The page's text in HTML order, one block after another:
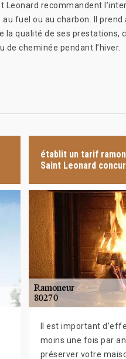
Leonard recommandent
fuel ou au charbon. Il
la qualité de ses
de cheminée pendant l’hiver.
établit un tarif
Saint Leonard
Il est important
moins une fois par
préserver votre